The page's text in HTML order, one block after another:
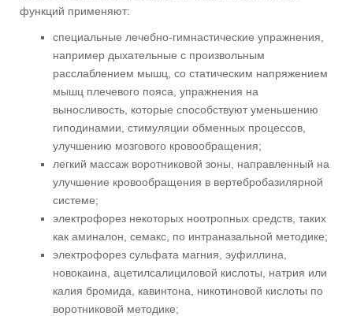
функций применяют:
специальные лечебно-гимнастические упражнения,
например дыхательные с произвольным
расслаблением мышц, со статическим напряжением
мышц плечевого пояса, упражнения на
выносливость, которые способствуют уменьшению
гиподинамии, стимуляции обменных процессов,
улучшению мозгового кровообращения;
легкий массаж воротниковой зоны, направленный на
улучшение кровообращения в вертебробазилярной
системе;
электрофорез некоторых ноотропных средств, таких
как аминалон, семакс, по интраназальной методике;
электрофорез сульфата магния, эуфиллина,
новокаина, ацетилсалициловой кислоты, натрия или
калия бромида, кавинтона, никотиновой кислоты по
воротниковой методике;